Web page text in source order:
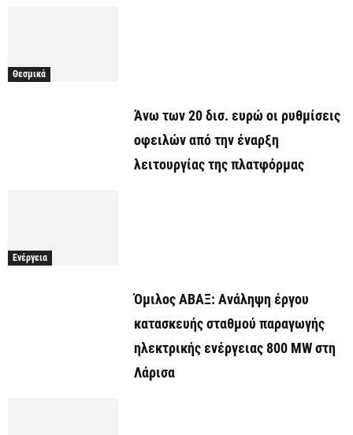
Θεσμικά
Άνω των 20 δισ. ευρώ οι ρυθμίσεις
οφειλών από την έναρξη
λειτουργίας της πλατφόρμας
Ενέργεια
Όμιλος ΑΒΑΞ: Ανάληψη έργου
κατασκευής σταθμού παραγωγής
ηλεκτρικής ενέργειας 800 ΜW στη
Λάρισα